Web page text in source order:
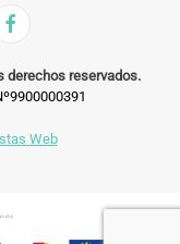
derechos reservados.
Web